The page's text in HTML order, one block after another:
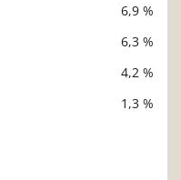
6,9 %
6,3 %
4,2 %
1,3 %